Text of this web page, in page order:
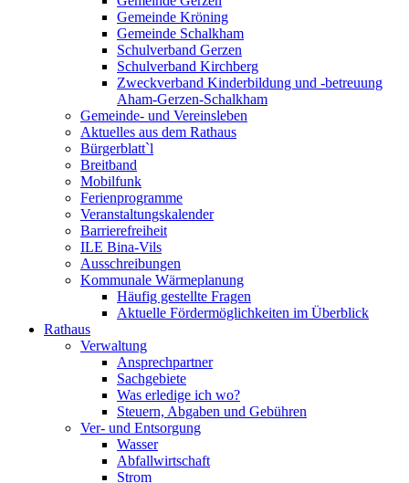
Gemeinde Kröning
Gemeinde Schalkham
Schulverband Gerzen
Schulverband Kirchberg
Zweckverband Kinderbildung und -betreuung
Aham-Gerzen-Schalkham
Gemeinde- und Vereinsleben
Aktuelles aus dem Rathaus
Bürgerblatt`l
Breitband
Mobilfunk
Ferienprogramme
Veranstaltungskalender
Barrierefreiheit
ILE Bina-Vils
Ausschreibungen
Kommunale Wärmeplanung
Häufig gestellte Fragen
Aktuelle Fördermöglichkeiten im Überblick
Rathaus
Verwaltung
Ansprechpartner
Sachgebiete
Was erledige ich wo?
Steuern, Abgaben und Gebühren
Ver- und Entsorgung
Wasser
Abfallwirtschaft
Strom